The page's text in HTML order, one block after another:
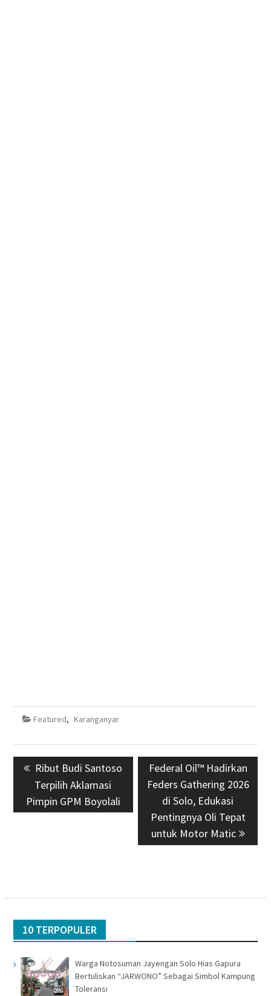
Featured, Karanganyar
Navigasi
pos Previous
post:
Ribut Budi Santoso
Terpilih Aklamasi
Pimpin GPM Boyolali
Next
post:
Federal Oil™ Hadirkan
Feders Gathering 2026
di Solo, Edukasi
Pentingnya Oli Tepat
untuk Motor Matic
10 TERPOPULER
Warga Notosuman Jayengan Solo Hias Gapura
Bertuliskan “JARWONO” Sebagai Simbol Kampung
Toleransi